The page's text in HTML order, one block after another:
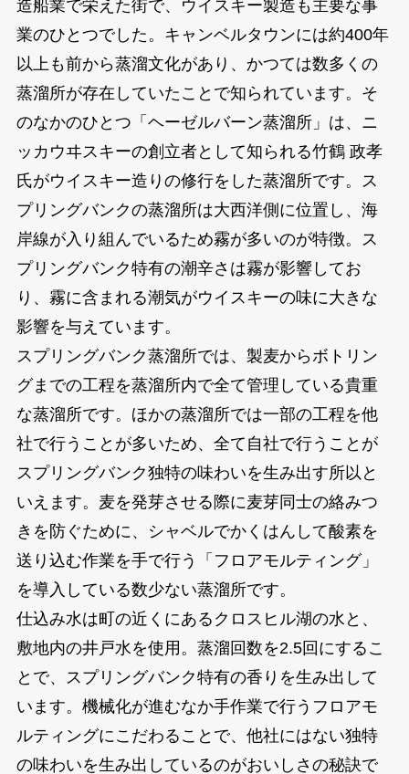
造船業で栄えた街で、ウイスキー製造も主要な事
業のひとつでした。キャンベルタウンには約400年
以上も前から蒸溜文化があり、かつては数多くの
蒸溜所が存在していたことで知られています。そ
のなかのひとつ「ヘーゼルバーン蒸溜所」は、ニ
ッカウヰスキーの創立者として知られる竹鶴 政孝
氏がウイスキー造りの修行をした蒸溜所です。ス
プリングバンクの蒸溜所は大西洋側に位置し、海
岸線が入り組んでいるため霧が多いのが特徴。ス
プリングバンク特有の潮辛さは霧が影響してお
り、霧に含まれる潮気がウイスキーの味に大きな
影響を与えています。
スプリングバンク蒸溜所では、製麦からボトリン
グまでの工程を蒸溜所内で全て管理している貴重
な蒸溜所です。ほかの蒸溜所では一部の工程を他
社で行うことが多いため、全て自社で行うことが
スプリングバンク独特の味わいを生み出す所以と
いえます。麦を発芽させる際に麦芽同士の絡みつ
きを防ぐために、シャベルでかくはんして酸素を
送り込む作業を手で行う「フロアモルティング」
を導入している数少ない蒸溜所です。
仕込み水は町の近くにあるクロスヒル湖の水と、
敷地内の井戸水を使用。蒸溜回数を2.5回にするこ
とで、スプリングバンク特有の香りを生み出して
います。機械化が進むなか手作業で行うフロアモ
ルティングにこだわることで、他社にはない独特
の味わいを生み出しているのがおいしさの秘訣で